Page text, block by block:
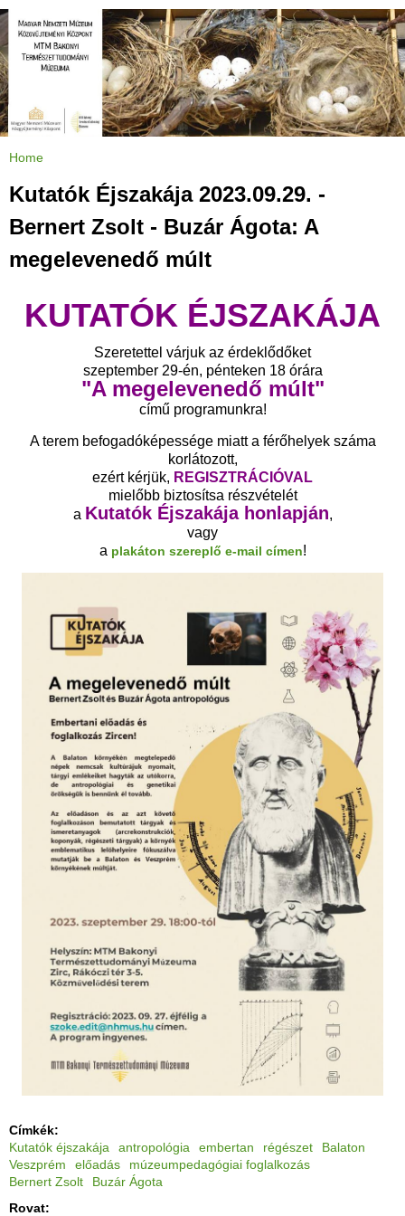
Jump to navigation
Y
u
a
e
h
r
e
Home
Kutatók Éjszakája 2023.09.29. -
Bernert Zsolt - Buzár Ágota: A
megelevenedő múlt
KUTATÓK ÉJSZAKÁJA
Szeretettel várjuk az érdeklődőket
szeptember 29-én, pénteken 18 órára
"A megelevenedő múlt"
című programunkra!
A terem befogadóképessége miatt a férőhelyek száma
korlátozott,
ezért kérjük, REGISZTRÁCIÓVAL
mielőbb biztosítsa részvételét
a Kutatók Éjszakája honlapján,
vagy
a plakáton szereplő e-mail címen!
Címkék:
Kutatók éjszakája
antropológia embertan régészet
Balaton
Veszprém
előadás
múzeumpedagógiai foglalkozás
Bernert Zsolt
Buzár Ágota
Rovat: